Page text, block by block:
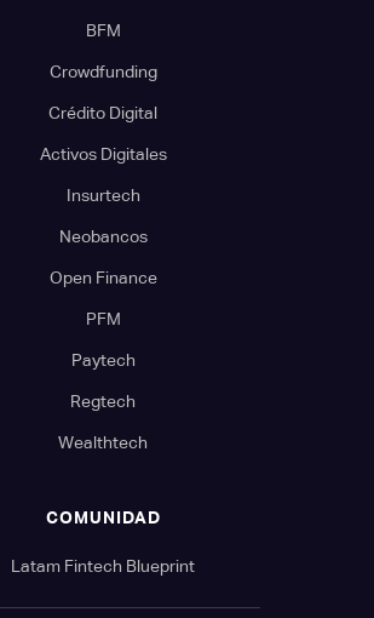
BFM
Crowdfunding
Crédito Digital
Activos Digitales
Insurtech
Neobancos
Open Finance
PFM
Paytech
Regtech
Wealthtech
COMUNIDAD
Latam Fintech Blueprint